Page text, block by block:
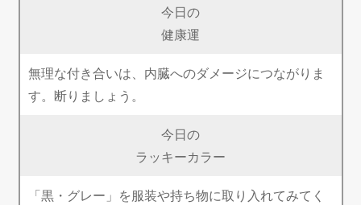
今日の
健康運
無理な付き合いは、内臓へのダメージにつながりま
す。断りましょう。
今日の
ラッキーカラー
「黒・グレー」を服装や持ち物に取り入れてみてく